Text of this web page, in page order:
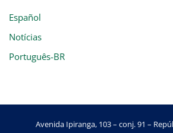
Español
Notícias
Português-BR
Avenida Ipiranga, 103 – conj. 91 –